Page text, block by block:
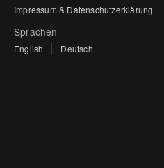
Impressum & Datenschutzerklärung
Sprachen
English Deutsch